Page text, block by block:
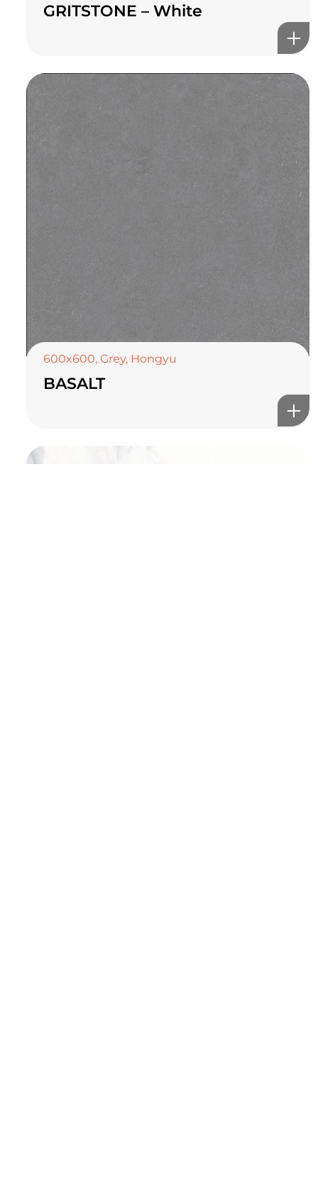
GRITSTONE – White
600x600, Grey, Hongyu
BASALT
TOP CERAMICS
Байгалын өнгө тансаг
мэдрэмжийг таны орчинд
онлайн туслах